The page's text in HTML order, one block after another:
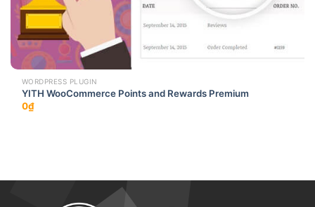
WORDPRESS PLUGIN
YITH WooCommerce Points and Rewards Premium
0₫